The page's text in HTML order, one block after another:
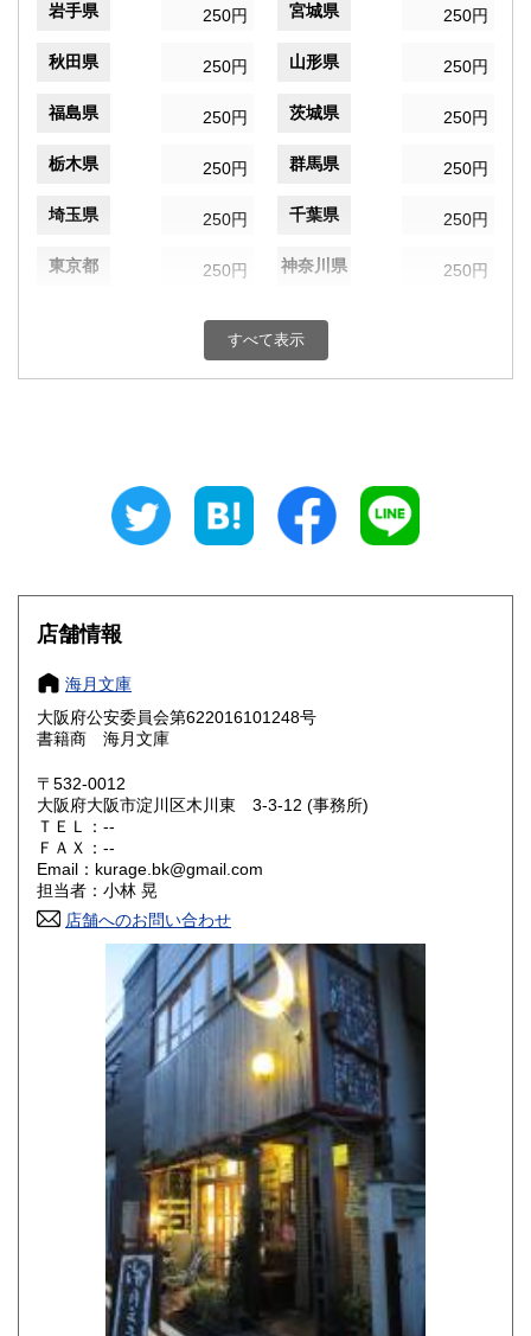
岩手県 250円 宮城県 250円
秋田県 250円 山形県 250円
福島県 250円 茨城県 250円
栃木県 250円 群馬県 250円
埼玉県 250円 千葉県 250円
東京都 250円 神奈川県 250円
250円 富山県
250円 三重県
大阪府
奈良県
鳥取県 250円 島根県
岡山県
山口県
香川県
高知県 250円
250円 長崎県
250円 大分県
鹿児島県
250円
すべて表示
店舗情報
海月文庫
大阪府公安委員会第622016101248号
書籍商 海月文庫
〒532-0012
大阪府大阪市淀川区木川東 3-3-12 (事務所)
ＴＥＬ：--
ＦＡＸ：--
Email：kurage.bk@gmail.com
担当者：小林 晃
店舗へのお問い合わせ